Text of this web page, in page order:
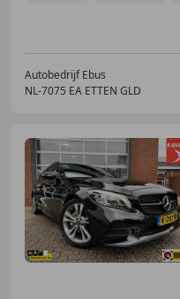
Autobedrijf Ebus
NL-7075 EA ETTEN GLD